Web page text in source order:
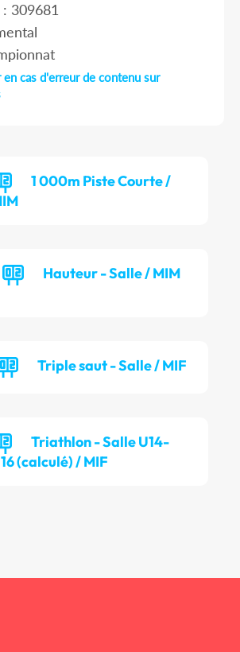
309681
cas d'erreur de contenu sur
1 000m Piste Courte /
Hauteur - Salle / MIM
Triple saut - Salle / MIF
Triathlon - Salle U14-
(calculé) / MIF